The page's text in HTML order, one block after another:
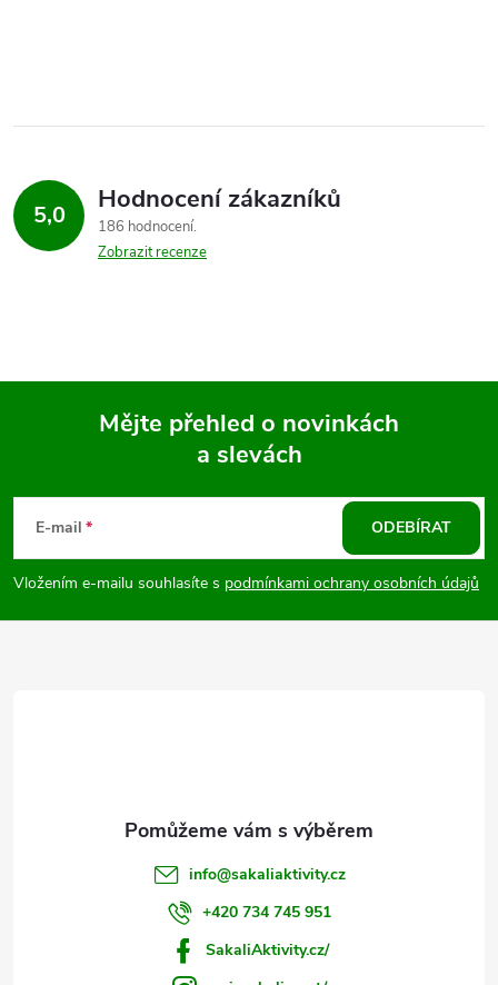
5,0 Hodnocení zákazníků
186 hodnocení
Zobrazit recenze
p
a
Mějte přehled o novinkách
a slevách
E-mail
Vložením e-mailu souhlasíte s podmínkami ochrany osobních údajů
ODEBÍRAT
info@sakaliaktivity.cz
+420 734 745 951
SakaliAktivity.cz/